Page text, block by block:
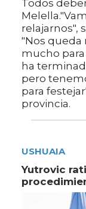
Todos
relajarnos",
"Nos queda
mucho
ha
pero
para
provincia.
USHUAIA
Yutrovic